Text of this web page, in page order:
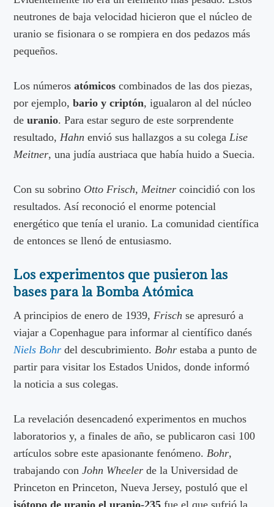
neutrones de baja velocidad hicieron que el núcleo de
uranio se fisionara o se rompiera en dos pedazos más
pequeños.
Los númerosatómicoscombinados de las dos piezas,
por ejemplo,bario y criptón, igualaron al del núcleo
deuranio. Para estar seguro de este sorprendente
resultado, Hahn envió sus hallazgos a su colega Lise
Meitner, una judía austriaca que había huido a Suecia.
Con su sobrino Otto Frisch, Meitner coincidió con los
resultados. Así reconoció el enorme potencial
energético que tenía el uranio. La comunidad científica
de entonces se llenó de entusiasmo.
Los experimentos que pusieron las
bases para la Bomba Atómica
A principios de enero de 1939,Frischse apresuró a
viajar a Copenhague para informar al científico danés
Niels Bohr del descubrimiento.Bohr estaba a punto de
partir para visitar los Estados Unidos, donde informó
la noticia a sus colegas.
La revelación desencadenó experimentos en muchos
laboratorios y, a finales de año, se publicaron casi 100
artículos sobre este apasionante fenómeno.Bohr,
trabajando conJohn Wheeler de la Universidad de
Princeton en Princeton, Nueva Jersey, postuló que el